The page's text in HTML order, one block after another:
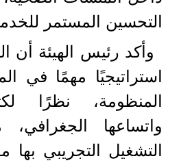
التحسين المستمر
وأكد رئيس الهيئة أن
استراتيجيًا مهمًا في
المنظومة، نظرًا
واتساعها
التشغيل التجريبي